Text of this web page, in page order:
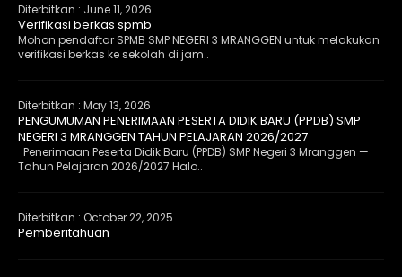
Diterbitkan : June 11, 2026
Verifikasi berkas spmb
Mohon pendaftar SPMB SMP NEGERI 3 MRANGGEN untuk melakukan
verifikasi berkas ke sekolah di jam..
Diterbitkan : May 13, 2026
PENGUMUMAN PENERIMAAN PESERTA DIDIK BARU (PPDB) SMP
NEGERI 3 MRANGGEN TAHUN PELAJARAN 2026/2027
Penerimaan Peserta Didik Baru (PPDB) SMP Negeri 3 Mranggen —
Tahun Pelajaran 2026/2027 Halo..
Diterbitkan : October 22, 2025
Pemberitahuan